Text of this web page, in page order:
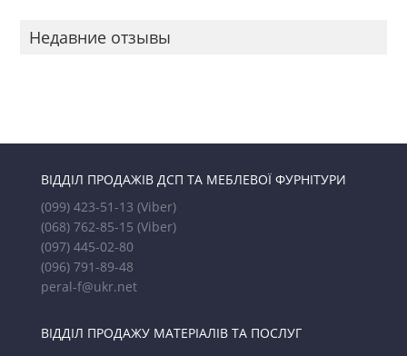
Недавние отзывы
ВІДДІЛ ПРОДАЖІВ ДСП ТА МЕБЛЕВОЇ ФУРНІТУРИ
(099) 423-51-13 (Viber)
(068) 762-85-15 (Viber)
(097) 445-02-80
(096) 791-89-48
peral-f@ukr.net
ВІДДІЛ ПРОДАЖУ МАТЕРІАЛІВ ТА ПОСЛУГ